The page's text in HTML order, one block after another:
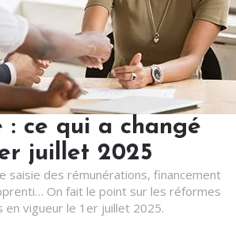
: ce qui a changé
juillet 2025
saisie des rémunérations, financement
On fait le point sur les réformes
vigueur le 1er juillet 2025.